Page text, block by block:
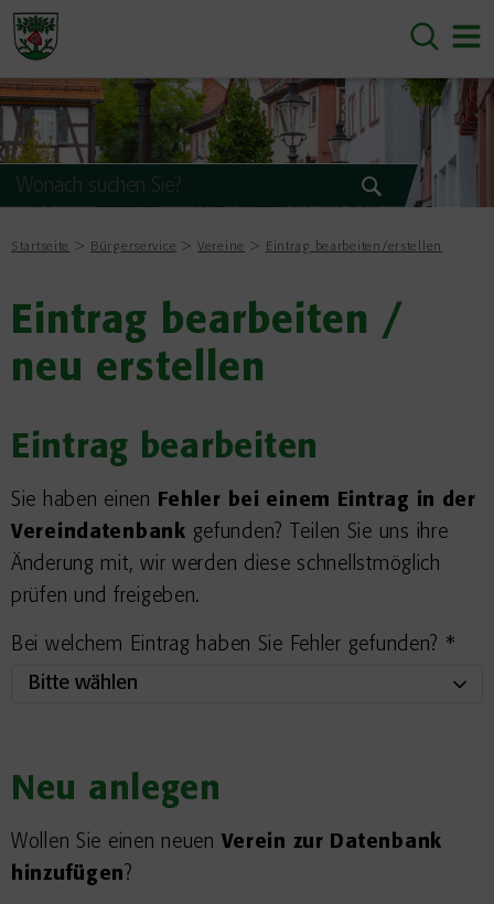
Startseite Bürgerservice Vereine Eintrag bearbeiten/erstellen
Eintrag bearbeiten /
neu erstellen
Eintrag bearbeiten
Sie haben einen
Fehler bei einem Eintrag in der
Vereindatenbank gefunden? Teilen Sie uns ihre
Änderung mit, wir werden diese schnellstmöglich
prüfen und freigeben.
Bei welchem Eintrag haben Sie Fehler gefunden? *
Neu anlegen
Wollen Sie einen neuen Verein zur Datenbank
hinzufügen ?